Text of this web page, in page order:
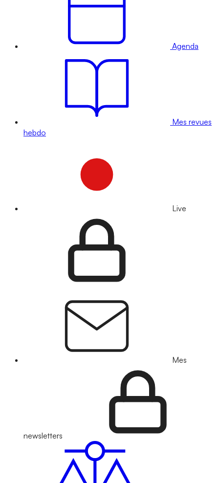
Agenda
Mes revues
hebdo
Live
Mes
newsletters